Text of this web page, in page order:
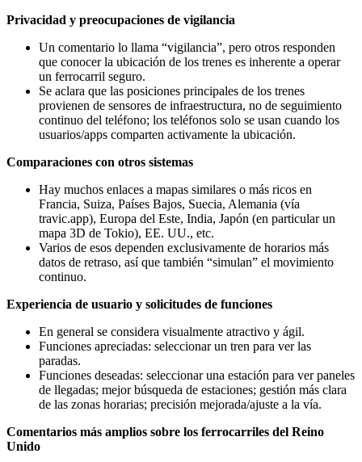
Privacidad y preocupaciones de vigilancia
Un comentario lo llama “vigilancia”, pero otros responden
que conocer la ubicación de los trenes es inherente a operar
un ferrocarril seguro.
Se aclara que las posiciones principales de los trenes
provienen de sensores de infraestructura, no de seguimiento
continuo del teléfono; los teléfonos solo se usan cuando los
usuarios/apps comparten activamente la ubicación.
Comparaciones con otros sistemas
Hay muchos enlaces a mapas similares o más ricos en
Francia, Suiza, Países Bajos, Suecia, Alemania (vía
travic.app), Europa del Este, India, Japón (en particular un
mapa 3D de Tokio), EE. UU., etc.
Varios de esos dependen exclusivamente de horarios más
datos de retraso, así que también “simulan” el movimiento
continuo.
Experiencia de usuario y solicitudes de funciones
En general se considera visualmente atractivo y ágil.
Funciones apreciadas: seleccionar un tren para ver las
paradas.
Funciones deseadas: seleccionar una estación para ver paneles
de llegadas; mejor búsqueda de estaciones; gestión más clara
de las zonas horarias; precisión mejorada/ajuste a la vía.
Comentarios más amplios sobre los ferrocarriles del Reino
Unido